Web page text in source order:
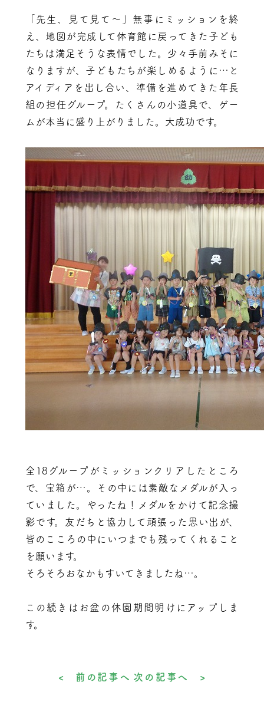
「先生、見て見て～」無事にミッションを終
え、地図が完成して体育館に戻ってきた子ども
たちは満足そうな表情でした。少々手前みそに
なりますが、子どもたちが楽しめるように…と
アイディアを出し合い、準備を進めてきた年長
組の担任グループ。たくさんの小道具で、ゲー
ムが本当に盛り上がりました。大成功です。
全18グループがミッションクリアしたところ
で、宝箱が…。その中には素敵なメダルが入っ
ていました。やったね！メダルをかけて記念撮
影です。友だちと協力して頑張った思い出が、
皆のこころの中にいつまでも残ってくれること
を願います。
そろそろおなかもすいてきましたね…。
この続きはお盆の休園期間明けにアップしま
す。
< 前の記事へ 次の記事へ >